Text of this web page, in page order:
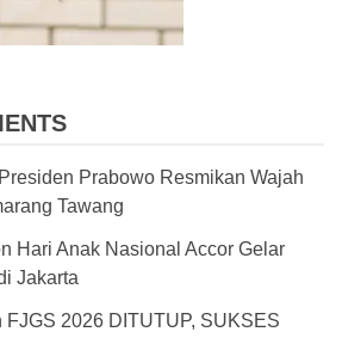
Presiden Prabowo Resmikan Wajah
Tawang
Hari Anak Nasional Accor Gelar
Jakarta
FJGS 2026 DITUTUP, SUKSES